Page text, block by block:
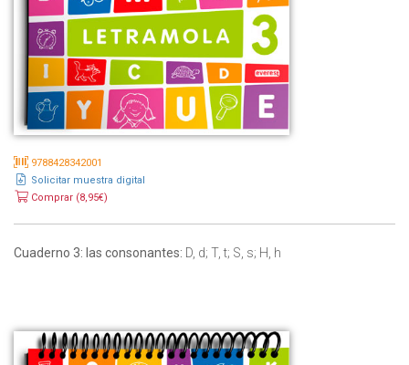
9788428342001
Solicitar muestra digital
Comprar (8,95€)
Cuaderno 3: las consonantes: D, d; T, t; S, s; H, h